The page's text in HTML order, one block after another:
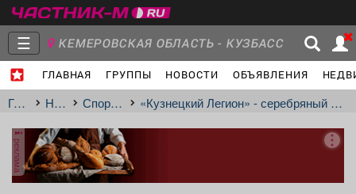
☰ КЕМЕРОВСКАЯ ОБЛАСТЬ - КУЗБАСС
ГЛАВНАЯ ГРУППЫ НОВОСТИ ОБЪЯВЛЕНИЯ
Главная
Группы Новости
Объявления Недвижимость Услуги
ГлавнаяНовостиСпорт и туризм «Кузнецкий Легион» - серебряный призёр соревнований по следж-хоккею!
реклама